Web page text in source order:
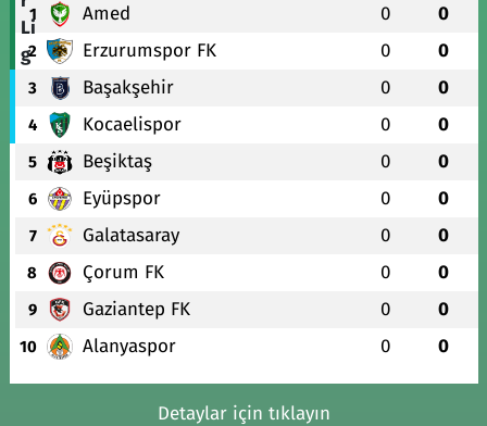
1 Amed 0 0
2 Erzurumspor FK 0 0
3 Başakşehir 0 0
4 Kocaelispor 0 0
5 Beşiktaş 0 0
6 Eyüpspor 0 0
7 Galatasaray 0 0
8 Çorum FK 0 0
9 Gaziantep FK 0 0
10 Alanyaspor 0 0
Detaylar için tıklayın